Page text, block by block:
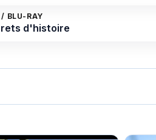
/ BLU-RAY
d'histoire